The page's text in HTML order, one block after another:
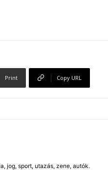
Print Copy URL
jog, sport, utazás, zene, autók.